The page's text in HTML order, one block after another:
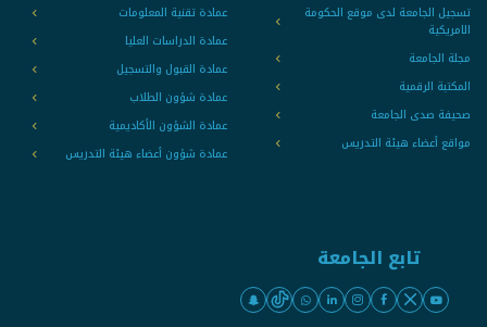
تسجيل الجامعة لدى موقع الحكومة
الامريكية
مجلة الجامعة
المكتبة الرقمية
صحيفة صدى الجامعة
مواقع أعضاء هيئة التدريس
عمادة تقنية المعلومات
عمادة الدراسات العليا
عمادة القبول والتسجيل
عمادة شؤون الطلاب
عمادة الشؤون الأكاديمية
عمادة شؤون أعضاء هيئة التدريس
تابع الجامعة